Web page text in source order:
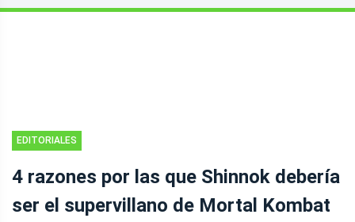
EDITORIALES
4 razones por las que Shinnok debería
ser el supervillano de Mortal Kombat